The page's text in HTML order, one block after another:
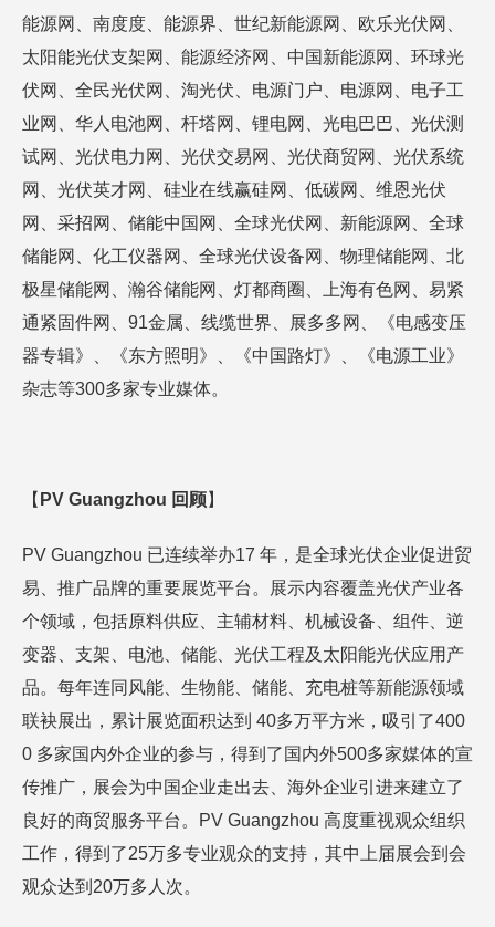
能源网、南度度、能源界、世纪新能源网、欧乐光伏网、
太阳能光伏支架网、能源经济网、中国新能源网、环球光
伏网、全民光伏网、淘光伏、电源门户、电源网、电子工
业网、华人电池网、杆塔网、锂电网、光电巴巴、光伏测
试网、光伏电力网、光伏交易网、光伏商贸网、光伏系统
网、光伏英才网、硅业在线赢硅网、低碳网、维恩光伏
网、采招网、储能中国网、全球光伏网、新能源网、全球
储能网、化工仪器网、全球光伏设备网、物理储能网、北
极星储能网、瀚谷储能网、灯都商圈、上海有色网、易紧
通紧固件网、91金属、线缆世界、展多多网、《电感变压
器专辑》、《东方照明》、《中国路灯》、《电源工业》
杂志等300多家专业媒体。
【 PV Guangzhou 回顾】
PV Guangzhou 已连续举办17 年，是全球光伏企业促进贸
易、推广品牌的重要展览平台。展示内容覆盖光伏产业各
个领域，包括原料供应、主辅材料、机械设备、组件、逆
变器、支架、电池、储能、光伏工程及太阳能光伏应用产
品。每年连同风能、生物能、储能、充电桩等新能源领域
联袂展出，累计展览面积达到 40多万平方米，吸引了400
0 多家国内外企业的参与，得到了国内外500多家媒体的宣
传推广，展会为中国企业走出去、海外企业引进来建立了
良好的商贸服务平台。PV Guangzhou 高度重视观众组织
工作，得到了25万多专业观众的支持，其中上届展会到会
观众达到20万多人次。